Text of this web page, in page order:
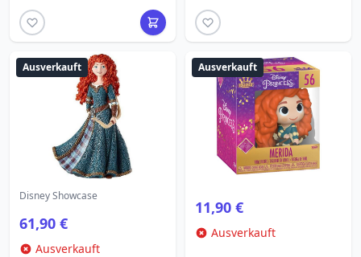
Ausverkauft
Disney Showcase
61,90 €
Ausverkauft
Ausverkauft
11,90 €
Ausverkauft